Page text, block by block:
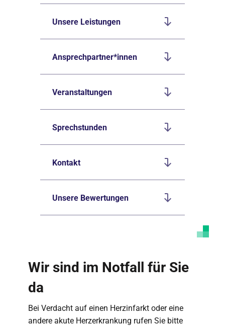
Unsere Leistungen
Ansprechpartner*innen
Veranstaltungen
Sprechstunden
Kontakt
Unsere Bewertungen
Wir sind im Notfall für Sie
da
Bei Verdacht auf einen Herzinfarkt oder eine
andere akute Herzerkrankung rufen Sie bitte